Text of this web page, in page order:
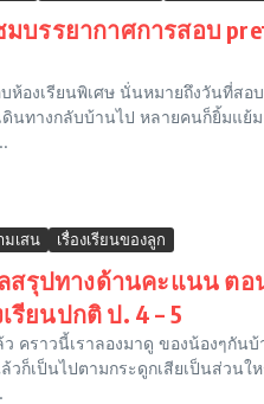
บรรยากาศการสอบ
ห้องเรียนพิเศษ นั่นหมายถึงวันที่สอ
ดินทางกลับบ้านไป หลายคนก็ยิ้มแย้
มเสน เรื่องเรียนของลูก
ลสรุปทางด้านคะแนน ตอ
รียนปกติ ป. 4 – 5
คราวนี้เราลองมาดู ของน้องๆกัน
วก็เป็นไปตามกระดูกเสียเป็นส่วน